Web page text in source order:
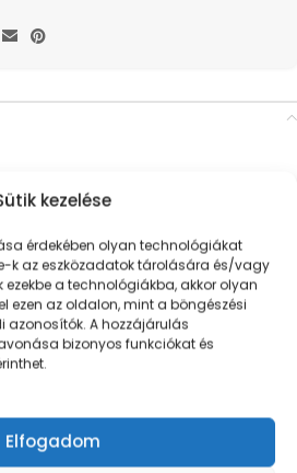
kezelése
érdekében olyan technológiákat
k az eszközadatok tárolására és/vagy
ezekbe a technológiákba, akkor olyan
ezen az oldalon, mint a böngészési
azonosítók. A hozzájárulás
bizonyos funkciókat és
Elfogadom
közzé. A kötelező mezőket